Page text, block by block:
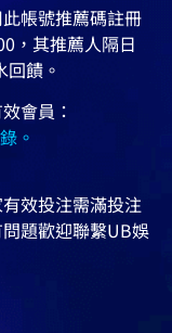
帳號推薦碼註冊
，其推薦人隔日
饋。
會員：
。
效投注需滿投注
題歡迎聯繫UB娛